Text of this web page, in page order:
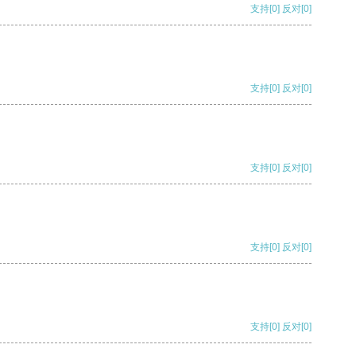
支持[0] 反对[0]
支持[0] 反对[0]
支持[0] 反对[0]
支持[0] 反对[0]
支持[0] 反对[0]